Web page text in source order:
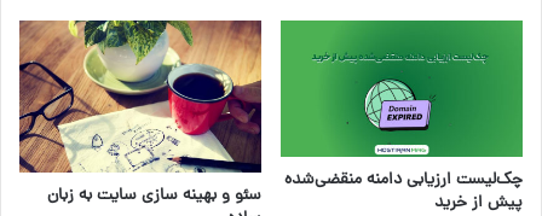
چک‌لیست ارزیابی دامنه منقضی‌شده
پیش از خرید
سئو و بهینه سازی سایت به زبان